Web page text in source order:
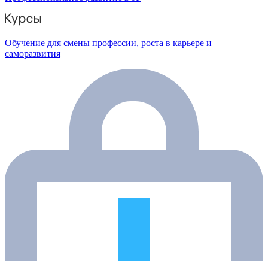
Обучение для смены профессии, роста в карьере и
саморазвития